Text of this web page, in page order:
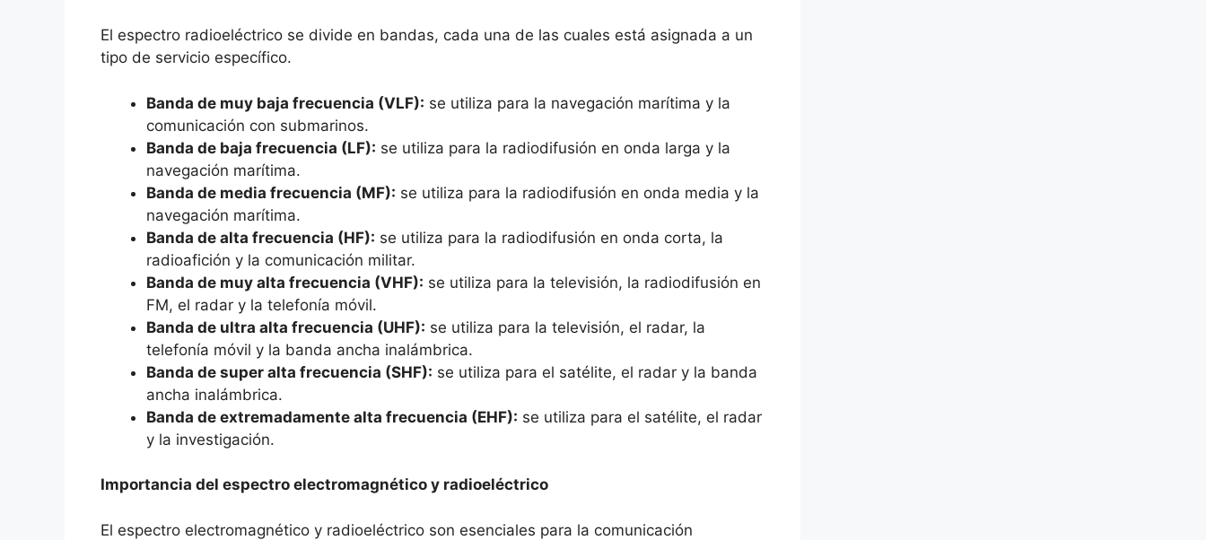
El espectro radioeléctrico se divide en bandas, cada una de las cuales está asignada a un
tipo de servicio específico.
Banda de muy baja frecuencia (VLF): se utiliza para la navegación marítima y la
comunicación con submarinos.
Banda de baja frecuencia (LF): se utiliza para la radiodifusión en onda larga y la
navegación marítima.
Banda de media frecuencia (MF): se utiliza para la radiodifusión en onda media y la
navegación marítima.
Banda de alta frecuencia (HF): se utiliza para la radiodifusión en onda corta, la
radioafición y la comunicación militar.
Banda de muy alta frecuencia (VHF): se utiliza para la televisión, la radiodifusión en
FM, el radar y la telefonía móvil.
Banda de ultra alta frecuencia (UHF): se utiliza para la televisión, el radar, la
telefonía móvil y la banda ancha inalámbrica.
Banda de super alta frecuencia (SHF): se utiliza para el satélite, el radar y la banda
ancha inalámbrica.
Banda de extremadamente alta frecuencia (EHF): se utiliza para el satélite, el radar
y la investigación.
Importancia del espectro electromagnético y radioeléctrico
El espectro electromagnético y radioeléctrico son esenciales para la comunicación